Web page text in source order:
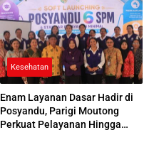
Kesehatan
Enam Layanan Dasar Hadir di
Posyandu, Parigi Moutong
Perkuat Pelayanan Hingga